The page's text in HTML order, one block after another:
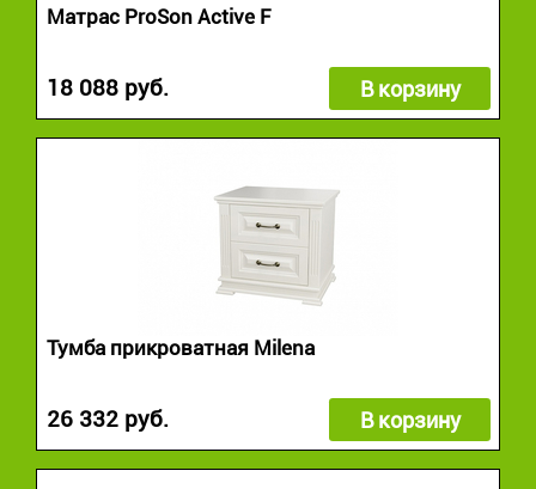
Матрас ProSon Active F
18 088 руб. В корзину
Тумба прикроватная Milena
26 332 руб. В корзину